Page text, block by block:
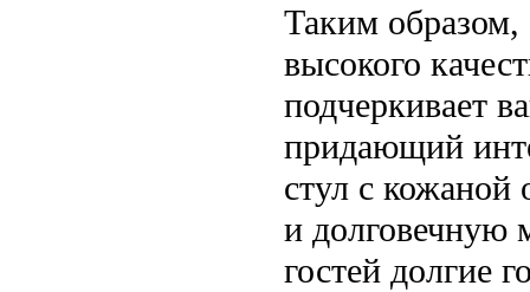
Таким образом,
высокого
подчеркивает
придающий
стул с кожаной
и долговечную
гостей долгие